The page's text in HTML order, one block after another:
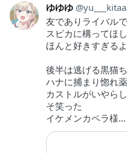
ゆゆゆ
友でありライバル
スピカに構ってほ
ほんと好きすぎる
後半は逃げる黒猫
ハナに捕まり惚れ
カストルがいやら
そ笑った
イケメンカペラ様…